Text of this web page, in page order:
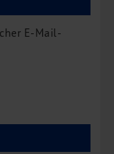
E-Mail-